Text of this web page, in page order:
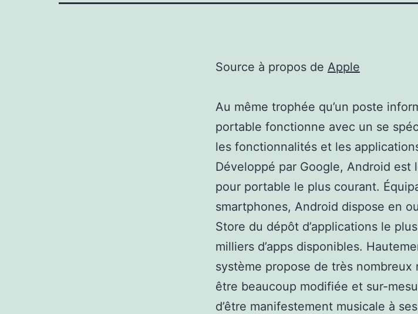
Source à propos de Apple
Au même trophée qu’un poste
portable fonctionne avec un se
les fonctionnalités et les
Développé par Google, Android est
pour portable le plus courant.
smartphones, Android dispose en
Store du dépôt d’applications le
milliers d’apps disponibles.
système propose de très
être beaucoup modifiée et sur-
d’être manifestement musicale à